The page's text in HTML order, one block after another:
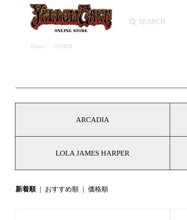
Home > OTHER
ARCADIA
LOLA JAMES HARPER
新着順 おすすめ順 価格順